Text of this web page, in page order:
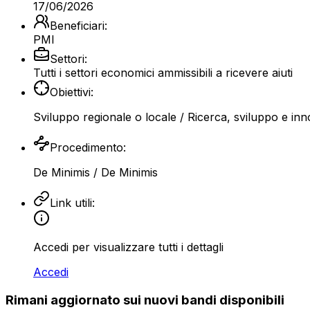
17/06/2026
Beneficiari:
PMI
Settori:
Tutti i settori economici ammissibili a ricevere aiuti
Obiettivi:
Sviluppo regionale o locale / Ricerca, sviluppo e
Procedimento:
De Minimis / De Minimis
Link utili:
Accedi per visualizzare tutti i dettagli
Accedi
Rimani aggiornato sui nuovi bandi disponibili